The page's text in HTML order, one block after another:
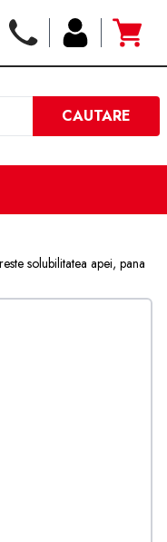
CAUTARE
solubilitatea apei, pana